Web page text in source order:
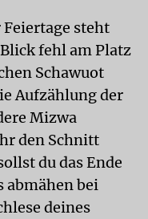
steht
fehl am Platz
Schawuot
Aufzählung der
Mizwa
den Schnitt
du das Ende
abmähen bei
deines